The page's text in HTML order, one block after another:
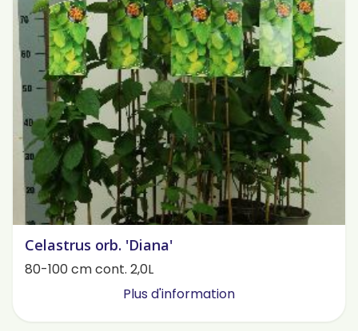
Celastrus orb. 'Diana'
80-100 cm cont. 2,0L
Plus d'information